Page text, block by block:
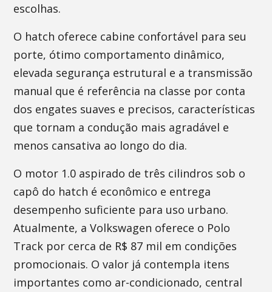
escolhas.
O hatch oferece cabine confortável para seu
porte, ótimo comportamento dinâmico,
elevada segurança estrutural e a transmissão
manual que é referência na classe por conta
dos engates suaves e precisos, características
que tornam a condução mais agradável e
menos cansativa ao longo do dia.
O motor 1.0 aspirado de três cilindros sob o
capô do hatch é econômico e entrega
desempenho suficiente para uso urbano.
Atualmente, a Volkswagen oferece o Polo
Track por cerca de R$ 87 mil em condições
promocionais. O valor já contempla itens
importantes como ar-condicionado, central